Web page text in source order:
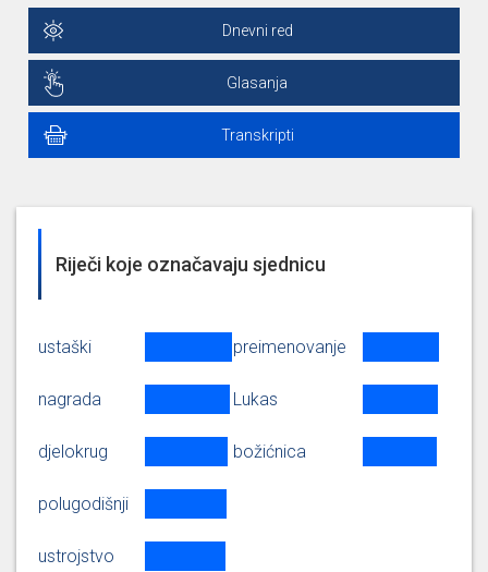
Dnevni red
Glasanja
Transkripti
Riječi koje označavaju sjednicu
ustaški
nagrada
djelokrug
polugodišnji
ustrojstvo
preimenovanje
Lukas
božićnica